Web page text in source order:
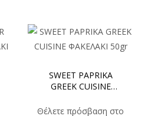
SWEET PAPRIKA
GREEK CUISINE
Θέλετε πρόσβαση στο